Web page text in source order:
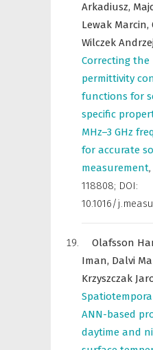
Arkadiusz,
Lewak Marcin,
Wilczek
Correcting the
permittivity
functions for
specific
MHz–3 GHz
for accurate
measurement,
118808; DOI:
10.1016/
Olafsson
Iman, Dalvi
Krzyszczak
ANN-based
daytime and